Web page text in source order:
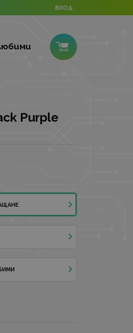
ВХОД
Purple